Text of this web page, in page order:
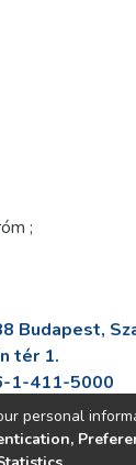
;
Budapest,
tér 1.
1-411-5000
fszek.hu
personal